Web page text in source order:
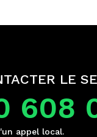
LE
608
appel local.